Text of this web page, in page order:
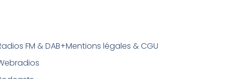
FM & DAB+Mentions légales & CGU